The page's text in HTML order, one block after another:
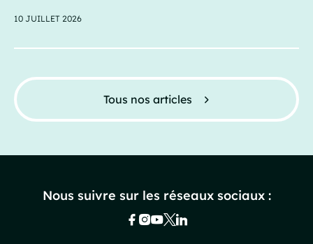
Tous nos articles
10 JUILLET 2026
Nous suivre sur les réseaux sociaux :